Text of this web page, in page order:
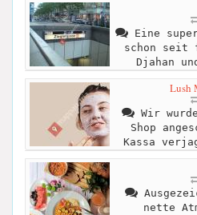
Eine
schon seit
Djahan
Lush
Wir
Shop
Kassa
nette